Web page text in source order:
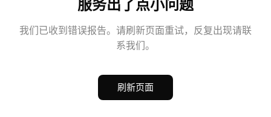
服务出了点小问题
我们已收到错误报告。请刷新页面重试，反复出现请联
系我们。
刷新页面